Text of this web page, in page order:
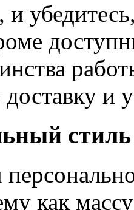
и
и
стиль
как